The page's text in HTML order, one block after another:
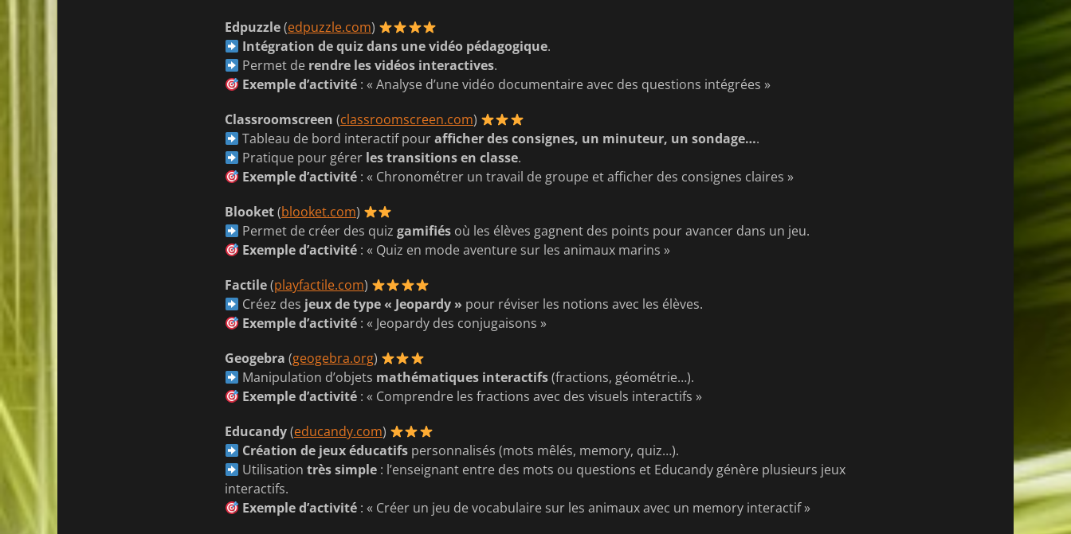
Edpuzzle(edpuzzle.com)
Intégration de quiz dans une vidéo pédagogique.
Permet de rendre les vidéos interactives.
Exemple d’activité : « Analyse d’une vidéo documentaire avec des questions intégrées »
Classroomscreen (classroomscreen.com)
Tableau de bord interactif pourafficher des consignes, un minuteur, un sondage….
Pratique pour gérer les transitions en classe.
Exemple d’activité : « Chronométrer un travail de groupe et afficher des consignes claires »
Blooket(blooket.com)
Permet de créer des quizgamifiés où les élèves gagnent des points pour avancer dans un jeu.
Exemple d’activité : « Quiz en mode aventure sur les animaux marins »
Factile(playfactile.com)
Créez des jeux de type « Jeopardy » pour réviser les notions avec les élèves.
Exemple d’activité : « Jeopardy des conjugaisons »
Geogebra (geogebra.org)
Manipulation d’objets mathématiques interactifs(fractions, géométrie…).
Exemple d’activité : « Comprendre les fractions avec des visuels interactifs »
Educandy(educandy.com)
Création de jeux éducatifs personnalisés (mots mêlés, memory, quiz…).
Utilisationtrès simple : l’enseignant entre des mots ou questions et Educandy génère plusieurs jeux
interactifs.
Exemple d’activité : « Créer un jeu de vocabulaire sur les animaux avec un memory interactif »